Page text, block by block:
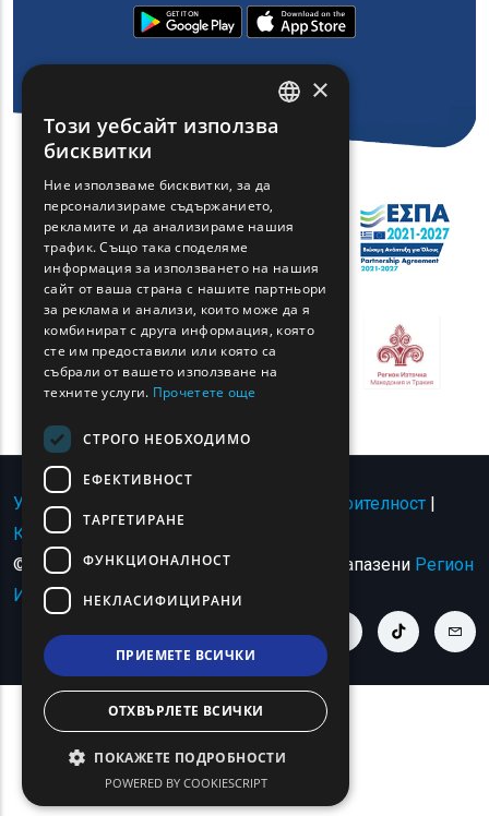
Условия за ползване | Политика за поверителност |
Карта на сайта
© Авторско право 2024 - Всички права запазени Регион
Източна Македония и Тракия
linkedin linkinstagram link
tiktok link
ENGLISH
FRENCH
ROMANIAN
TURKISH
×
Този уебсайт използва
бисквитки
Ние използваме бисквитки, за да
персонализираме съдържанието,
рекламите и да анализираме нашия
трафик. Също така споделяме
информация за използването на нашия
сайт от ваша страна с нашите партньори
за реклама и анализи, които може да я
комбинират с друга информация, която
сте им предоставили или която са
събрали от вашето използване на
техните услуги. Прочетете още
СТРОГО НЕОБХОДИМО
ЕФЕКТИВНОСТ
ТАРГЕТИРАНЕ
ФУНКЦИОНАЛНОСТ
НЕКЛАСИФИЦИРАНИ
ПРИЕМЕТЕ ВСИЧКИ
ОТХВЪРЛЕТЕ ВСИЧКИ
ПОКАЖЕТЕ ПОДРОБНОСТИ
POWERED BY COOKIESCRIPT